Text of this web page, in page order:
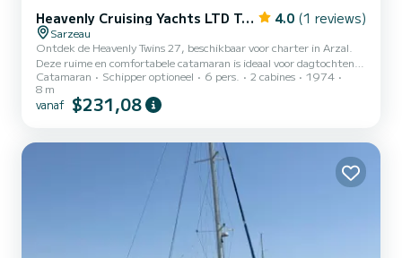
Heavenly Cruising Yachts LTD Twins 27 4.0 (1 reviews)
Sarzeau
Ontdek de Heavenly Twins 27, beschikbaar voor charter in Arzal.
Deze ruime en comfortabele catamaran is ideaal voor dagtochten
en biedt een stabiele en plezierige zeilervaring, perfect voor het
verkennen van de wateren van de regio. De Heavenly Twins 27 valt
op door zijn veelzijdige design en comfort. Met zijn twee rompen
om buiten te dineren. Het voordek is u...
Catamaran Schipper optioneel 6 pers. 2 cabines
1974
8 m
vanaf $231,08